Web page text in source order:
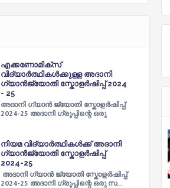
എക്കണോമിക്സ്
വിദ്യാർത്ഥികൾക്കുള്ള അദാനി
ഗ്യാൻജ്യോതി സ്കോളർഷിപ്പ് 2024
- 25
അദാനി ഗ്യാൻ ജ്യോതി സ്കോളർഷിപ്പ്
2024-25 അദാനി ഗ്രൂപ്പിന്റെ ഒരു
നിയമ വിദ്യാർത്ഥികൾക്ക് അദാനി
ഗ്യാൻജ്യോതി സ്കോളർഷിപ്പ്
2024-25
അദാനി ഗ്യാൻ ജ്യോതി സ്കോളർഷിപ്പ്
2024-25 അദാനി ഗ്രൂപ്പിന്റെ ഒരു സ…